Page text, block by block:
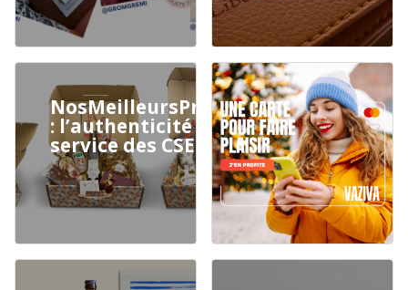
NosMeilleursProducteurs.fr
: l’authenticité locale au
service des CSE